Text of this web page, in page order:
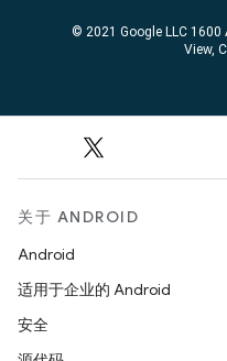
关于 ANDROID
Android
适用于企业的 Android
安全